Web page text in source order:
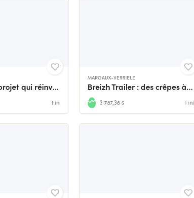
Munity - Le projet qui réinvente la scène artistique
Fini
MARGAUX-VERRIELE
Breizh Trailer : des crêpes à savourer sans compter
3 787,36 $ Fini